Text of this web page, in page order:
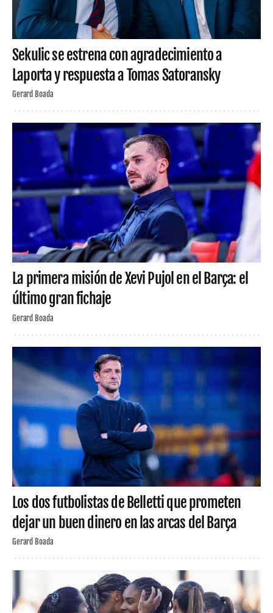
Sekulic se estrena con agradecimiento a
Laporta y respuesta a Tomas Satoransky
Gerard Boada
La primera misión de Xevi Pujol en el Barça: el
último gran fichaje
Gerard Boada
Los dos futbolistas de Belletti que prometen
dejar un buen dinero en las arcas del Barça
Gerard Boada